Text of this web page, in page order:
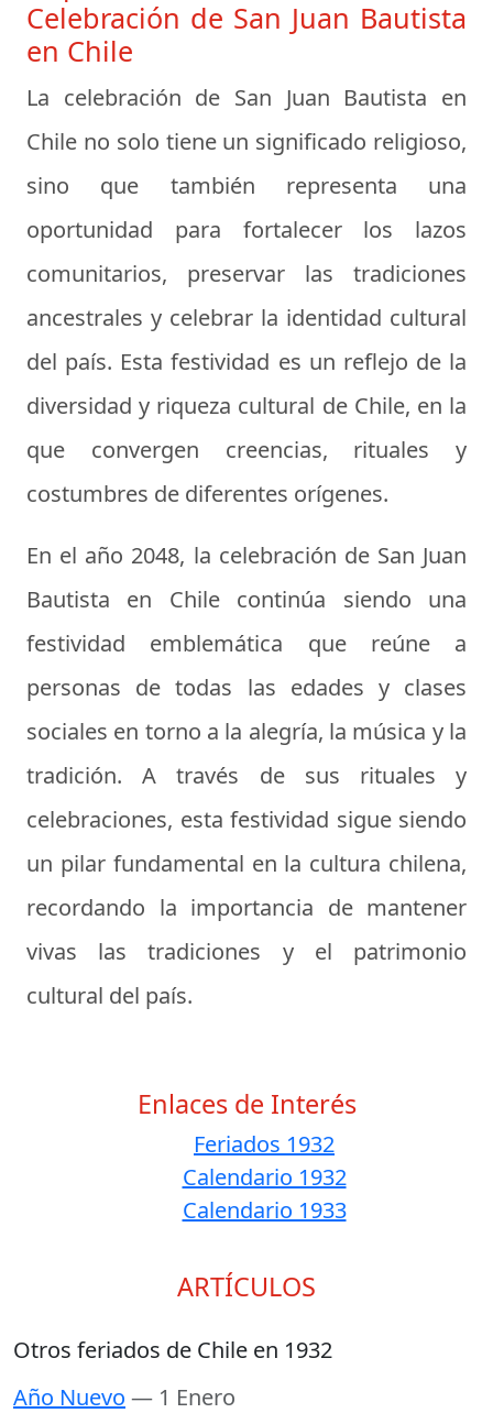
Celebración de San Juan Bautista
en Chile
La celebración de San Juan Bautista en
Chile no solo tiene un significado religioso,
sino que también representa una
oportunidad para fortalecer los lazos
comunitarios, preservar las tradiciones
ancestrales y celebrar la identidad cultural
del país. Esta festividad es un reflejo de la
diversidad y riqueza cultural de Chile, en la
que convergen creencias, rituales y
costumbres de diferentes orígenes.
En el año 2048, la celebración de San Juan
Bautista en Chile continúa siendo una
festividad emblemática que reúne a
personas de todas las edades y clases
sociales en torno a la alegría, la música y la
tradición. A través de sus rituales y
celebraciones, esta festividad sigue siendo
un pilar fundamental en la cultura chilena,
recordando la importancia de mantener
vivas las tradiciones y el patrimonio
cultural del país.
Enlaces de Interés
Feriados 1932
Calendario 1932
Calendario 1933
ARTÍCULOS
Otros feriados de Chile en 1932
Año Nuevo — 1 Enero